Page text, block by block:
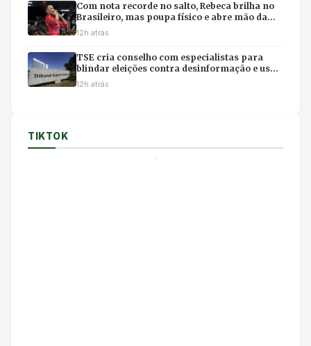
Com nota recorde no salto, Rebeca brilha no
Brasileiro, mas poupa físico e abre mão da
final individual
12h atrás
TSE cria conselho com especialistas para
blindar eleições contra desinformação e uso
ilícito de IA
12h atrás
TIKTOK